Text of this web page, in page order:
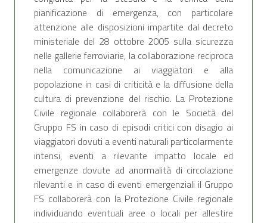
pianificazione di emergenza, con particolare
attenzione alle disposizioni impartite dal decreto
ministeriale del 28 ottobre 2005 sulla sicurezza
nelle gallerie ferroviarie, la collaborazione reciproca
nella comunicazione ai viaggiatori e alla
popolazione in casi di criticità e la diffusione della
cultura di prevenzione del rischio. La Protezione
Civile regionale collaborerà con le Società del
Gruppo FS in caso di episodi critici con disagio ai
viaggiatori dovuti a eventi naturali particolarmente
intensi, eventi a rilevante impatto locale ed
emergenze dovute ad anormalità di circolazione
rilevanti e in caso di eventi emergenziali il Gruppo
FS collaborerà con la Protezione Civile regionale
individuando eventuali aree o locali per allestire